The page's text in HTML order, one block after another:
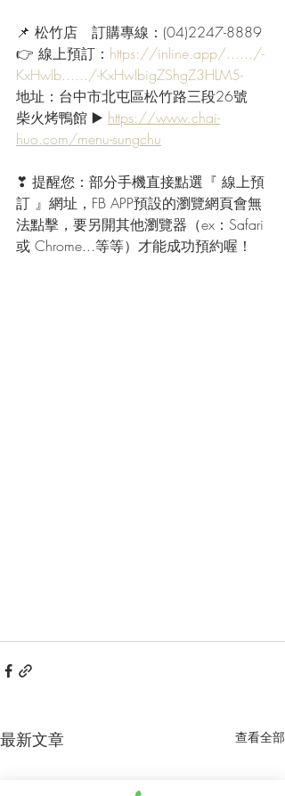
📌 松竹店　訂購專線：(04)2247-8889
👉 線上預訂： https://inline.app/....../-
KxHwIb....../-KxHwIbigZShgZ3HLM5-
地址：台中市北屯區松竹路三段26號
柴火烤鴨館 ▶️ https://www.chai-
huo.com/menu-sungchu
❣ 提醒您：部分手機直接點選『 線上預
訂 』網址，FB APP預設的瀏覽網頁會無
法點擊，要另開其他瀏覽器（ex：Safari
或 Chrome...等等）才能成功預約喔！
最新文章 查看全部